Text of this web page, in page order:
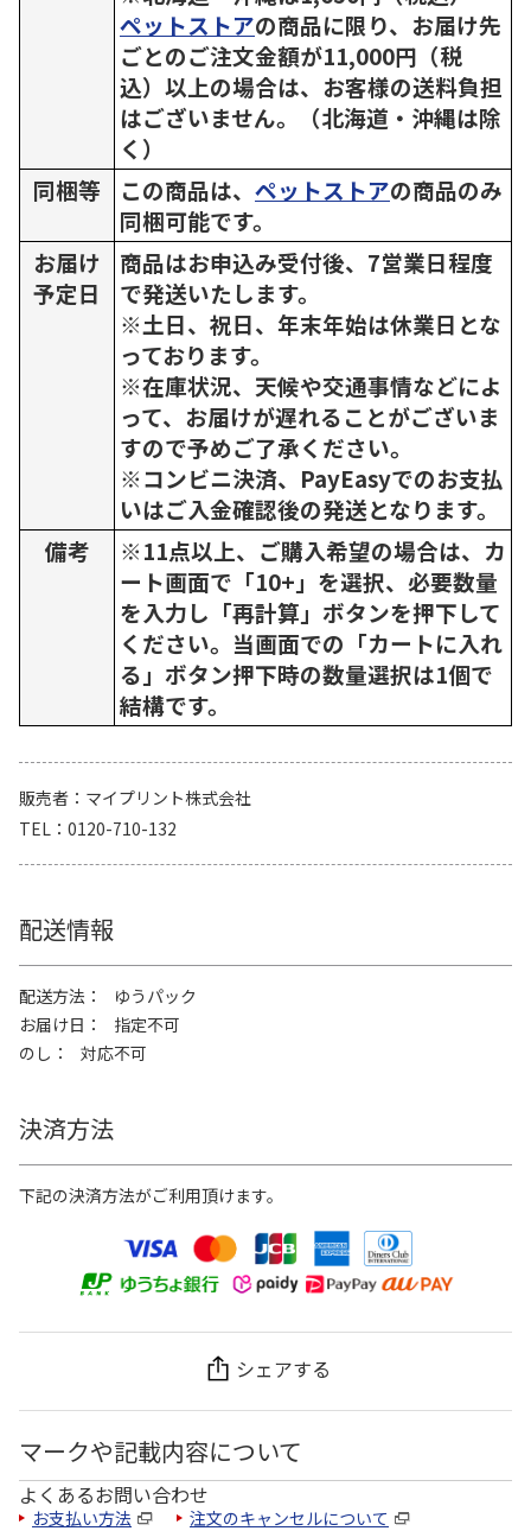
ペットストアの商品に限り、お届け先
ごとのご注文金額が11,000円（税
込）以上の場合は、お客様の送料負担
はございません。（北海道・沖縄は除
く）
同梱等
この商品は、 ペットストアの商品のみ
同梱可能です。
お届け
予定日
商品はお申込み受付後、7営業日程度
で発送いたします。
※土日、祝日、年末年始は休業日とな
っております。
※在庫状況、天候や交通事情などによ
って、お届けが遅れることがございま
すので予めご了承ください。
※コンビニ決済、PayEasyでのお支払
いはご入金確認後の発送となります。
備考
※11点以上、ご購入希望の場合は、カ
ート画面で「10+」を選択、必要数量
を入力し「再計算」ボタンを押下して
ください。当画面での「カートに入れ
る」ボタン押下時の数量選択は1個で
結構です。
販売者
マイプリント株式会社
TEL
0120-710-132
配送情報
配送方法
ゆうパック
お届け日
指定不可
のし
対応不可
決済方法
下記の決済方法がご利用頂けます。
シェアする
マークや記載内容について
よくあるお問い合わせ
お支払い方法 注文のキャンセルについて